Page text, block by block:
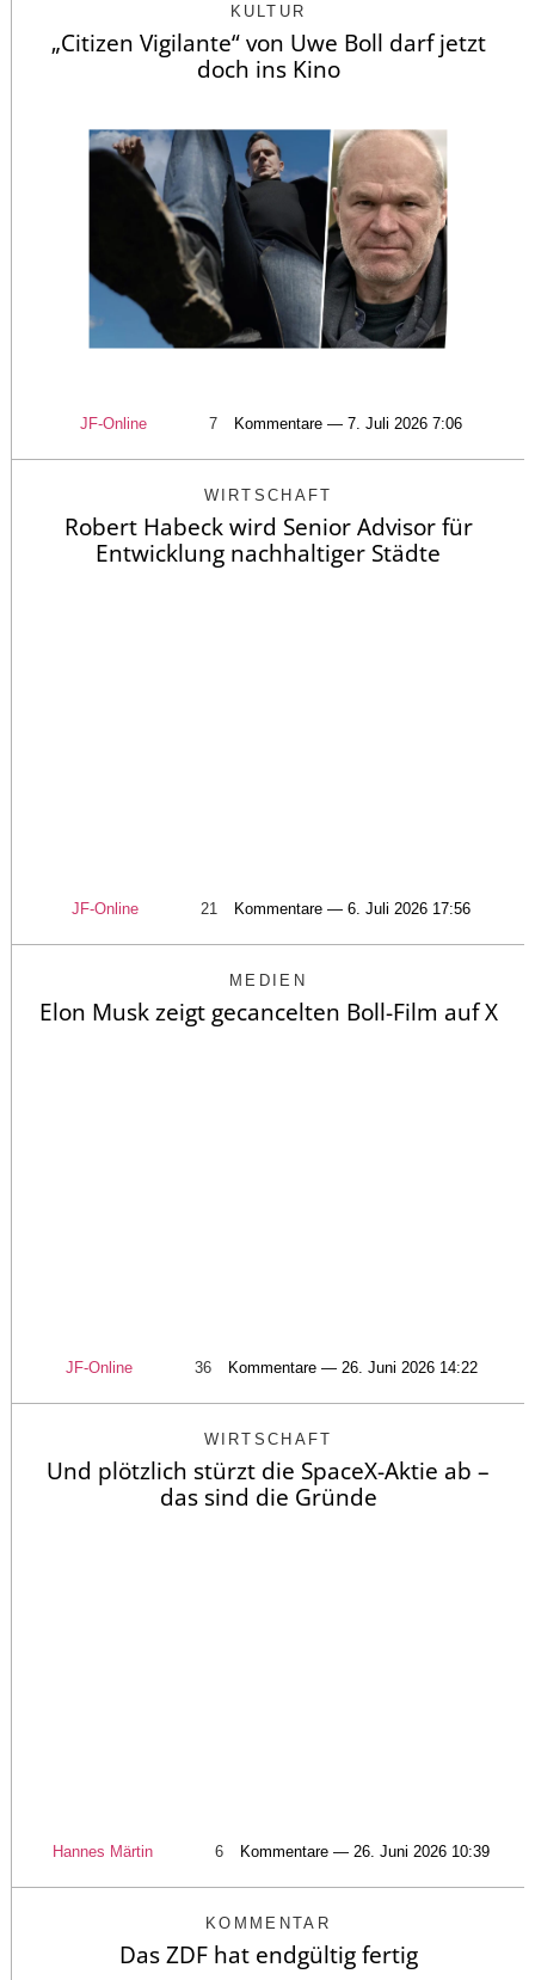
KULTUR
„Citizen Vigilante“ von Uwe Boll darf jetzt
doch ins Kino
JF-Online 7 Kommentare — 7. Juli 2026 7:06
WIRTSCHAFT
Robert Habeck wird Senior Advisor für
Entwicklung nachhaltiger Städte
JF-Online 21 Kommentare — 6. Juli 2026 17:56
MEDIEN
Elon Musk zeigt gecancelten Boll-Film auf X
JF-Online 36 Kommentare — 26. Juni 2026 14:22
WIRTSCHAFT
Und plötzlich stürzt die SpaceX-Aktie ab –
das sind die Gründe
Hannes Märtin 6 Kommentare — 26. Juni 2026 10:39
KOMMENTAR
Das ZDF hat endgültig fertig